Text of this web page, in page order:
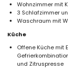
Wohnzimmer mit
3 Schlafzimmer
Waschraum mit
Küche
Offene Küche mit
und Zitruspresse